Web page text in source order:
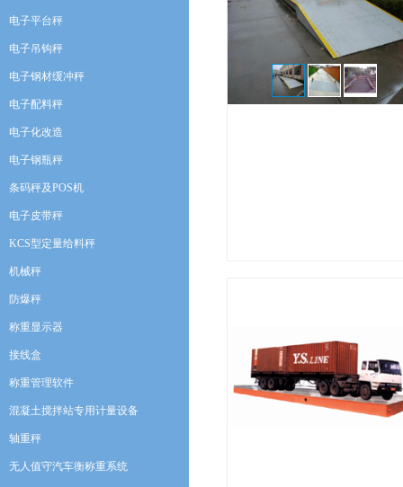
电子平台秤
电子吊钩秤
电子钢材缓冲秤
电子配料秤
电子化改造
电子钢瓶秤
条码秤及POS机
电子皮带秤
KCS型定量给料秤
机械秤
防爆秤
称重显示器
接线盒
称重管理软件
混凝土搅拌站专用计量设备
轴重秤
无人值守汽车衡称重系统